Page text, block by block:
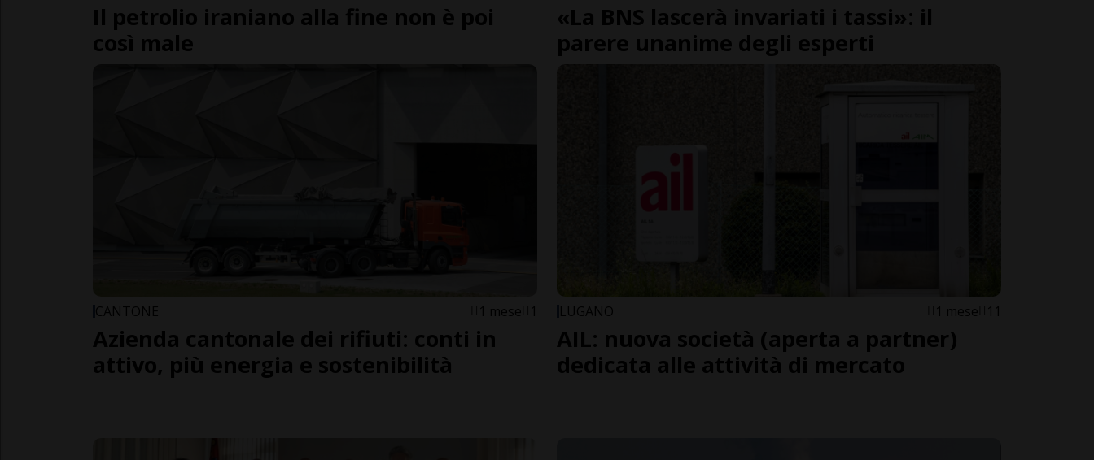
Il petrolio iraniano alla fine non è poi
così male
«La BNS lascerà invariati i tassi»: il
parere unanime degli esperti
CANTONE 1 mese 1
Azienda cantonale dei rifiuti: conti in
attivo, più energia e sostenibilità
LUGANO 1 mese 11
AIL: nuova società (aperta a partner)
dedicata alle attività di mercato